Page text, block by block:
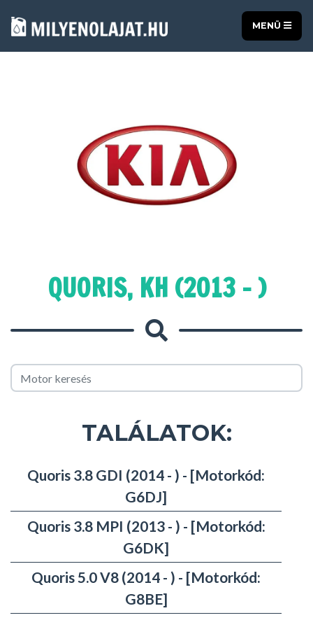
MENÜ
QUORIS, KH (2013 - )
TALÁLATOK:
Quoris 3.8 GDI (2014 - ) - [Motorkód:
G6DJ]
Quoris 3.8 MPI (2013 - ) - [Motorkód:
G6DK]
Quoris 5.0 V8 (2014 - ) - [Motorkód:
G8BE]